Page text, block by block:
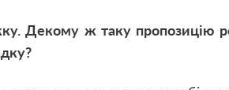
Декому ж таку пропозицію